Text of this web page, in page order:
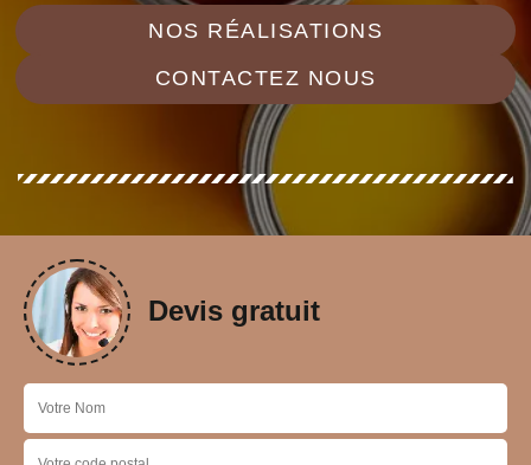
NOS RÉALISATIONS
CONTACTEZ NOUS
Devis gratuit